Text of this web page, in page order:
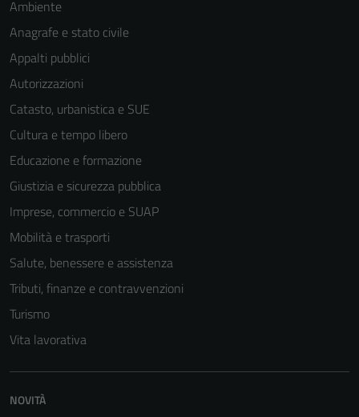
Ambiente
Anagrafe e stato civile
Appalti pubblici
Autorizzazioni
Catasto, urbanistica e SUE
Cultura e tempo libero
Educazione e formazione
Giustizia e sicurezza pubblica
Imprese, commercio e SUAP
Mobilità e trasporti
Salute, benessere e assistenza
Tributi, finanze e contravvenzioni
Turismo
Vita lavorativa
NOVITÀ